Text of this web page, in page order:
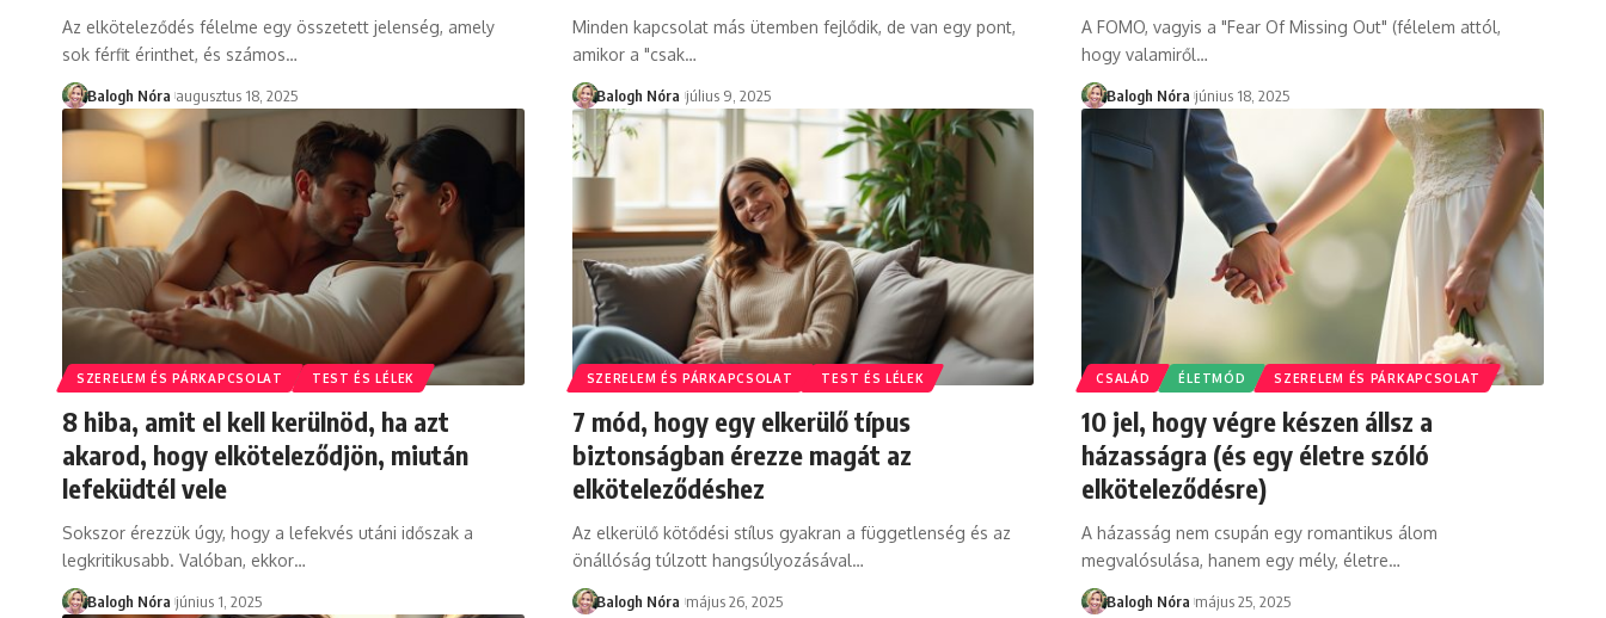
Az elköteleződés félelme egy összetett jelenség, amely
sok férfit érinthet, és számos…
Balogh Nóra augusztus 18, 2025
Minden kapcsolat más ütemben fejlődik, de van egy pont,
amikor a "csak…
Balogh Nóra július 9, 2025
A FOMO, vagyis a "Fear Of Missing Out" (félelem attól,
hogy valamiről…
Balogh Nóra június 18, 2025
SZERELEM ÉS PÁRKAPCSOLAT TEST ÉS LÉLEK
8 hiba, amit el kell kerülnöd, ha azt
akarod, hogy elköteleződjön, miután
lefeküdtél vele
Sokszor érezzük úgy, hogy a lefekvés utáni időszak a
legkritikusabb. Valóban, ekkor…
Balogh Nóra június 1, 2025
SZERELEM ÉS PÁRKAPCSOLAT TEST ÉS LÉLEK
7 mód, hogy egy elkerülő típus
biztonságban érezze magát az
elköteleződéshez
Az elkerülő kötődési stílus gyakran a függetlenség és az
önállóság túlzott hangsúlyozásával…
Balogh Nóra május 26, 2025
CSALÁD ÉLETMÓD SZERELEM ÉS PÁRKAPCSOLAT
10 jel, hogy végre készen állsz a
házasságra (és egy életre szóló
elköteleződésre)
A házasság nem csupán egy romantikus álom
megvalósulása, hanem egy mély, életre…
Balogh Nóra május 25, 2025